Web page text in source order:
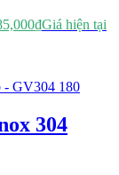
₫Giá hiện tại
304